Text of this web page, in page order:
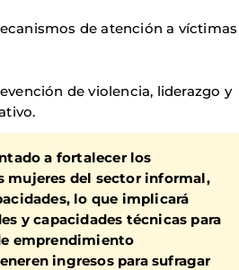
de atención a víctimas
de violencia, liderazgo y
a fortalecer los
mujeres del sector informal,
lo que implicará
y capacidades técnicas para
emprendimiento
ingresos para sufragar